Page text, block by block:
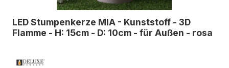
LED Stumpenkerze MIA - Kunststoff - 3D
Flamme - H: 15cm - D: 10cm - für Außen - rosa